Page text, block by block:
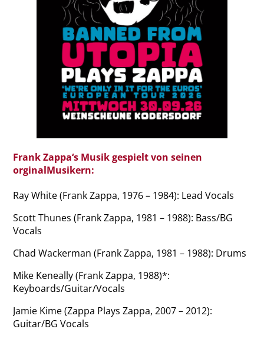
Frank Zappa‘s Musik gespielt von seinen
orginalMusikern:
Ray White (Frank Zappa, 1976 – 1984): Lead Vocals
Scott Thunes (Frank Zappa, 1981 – 1988): Bass/BG
Vocals
Chad Wackerman (Frank Zappa, 1981 – 1988): Drums
Mike Keneally (Frank Zappa, 1988)*:
Keyboards/Guitar/Vocals
Jamie Kime (Zappa Plays Zappa, 2007 – 2012):
Guitar/BG Vocals